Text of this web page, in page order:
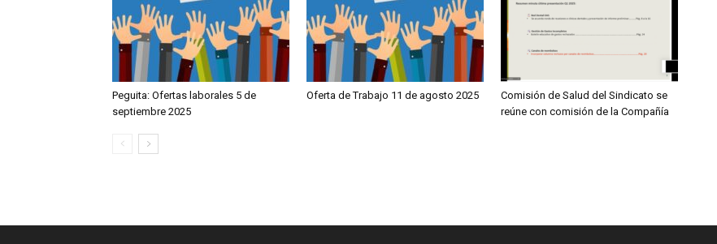
Peguita: Ofertas laborales 5 de
septiembre 2025
Oferta de Trabajo 11 de agosto 2025
Comisión de Salud del Sindicato se
reúne con comisión de la Compañía